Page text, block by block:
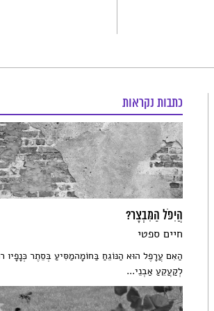
כתבות נקראות
הֲיִפֹּל הַמִּבְצָר?
חיים ספטי
הַאִם עֲרָפֶל הוּא הַנּוֹגֵחַ בַּחוֹמָהמַסִּיעַ בְּסֵתֶר כְּנָפָיו
לְקַעֲקֵעַ אַבְנֵי...